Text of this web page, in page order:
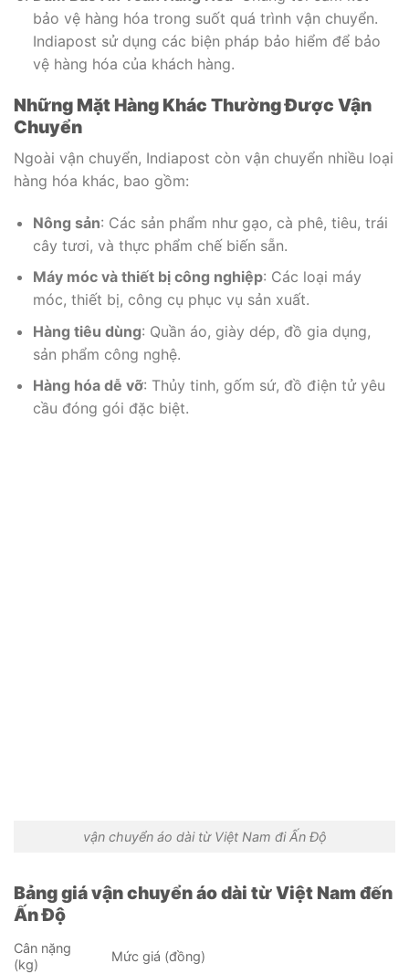
bảo vệ hàng hóa trong suốt quá trình vận chuyển.
Indiapost sử dụng các biện pháp bảo hiểm để bảo
vệ hàng hóa của khách hàng.
Những Mặt Hàng Khác Thường Được Vận
Chuyển
Ngoài vận chuyển, Indiapost còn vận chuyển nhiều loại
hàng hóa khác, bao gồm:
Nông sản: Các sản phẩm như gạo, cà phê, tiêu, trái
cây tươi, và thực phẩm chế biến sẵn.
Máy móc và thiết bị công nghiệp: Các loại máy
móc, thiết bị, công cụ phục vụ sản xuất.
Hàng tiêu dùng: Quần áo, giày dép, đồ gia dụng,
sản phẩm công nghệ.
Hàng hóa dễ vỡ: Thủy tinh, gốm sứ, đồ điện tử yêu
cầu đóng gói đặc biệt.
vận chuyển áo dài từ Việt Nam đi Ấn Độ
Bảng giá vận chuyển áo dài từ Việt Nam đến
Ấn Độ
Cân nặng
(kg)
Mức giá (đồng)